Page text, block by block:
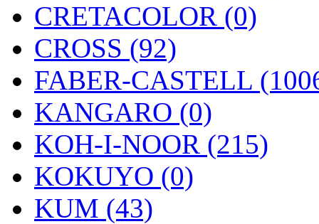
CRETACOLOR (0)
CROSS (92)
FABER-CASTELL
KANGARO (0)
KOH-I-NOOR (215)
KOKUYO (0)
KUM (43)